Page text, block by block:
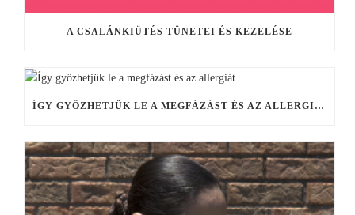
A CSALÁNKIÜTÉS TÜNETEI ÉS KEZELÉSE
ÍGY GYŐZHETJÜK LE A MEGFÁZÁST ÉS AZ ALLERGIÁT